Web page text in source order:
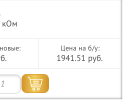
кОм
Цена на б/у:
1941.51 руб.